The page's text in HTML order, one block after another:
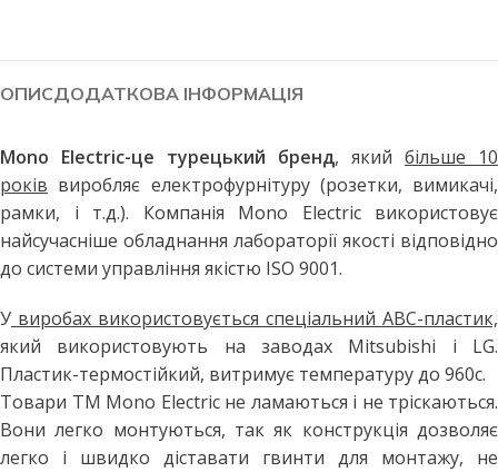
ОПИСДОДАТКОВА ІНФОРМАЦІЯ
Mono Electric-це турецький бренд, який більше 10
років виробляє електрофурнітуру (розетки, вимикачі,
рамки, і т.д.). Компанія Mono Electric використовує
найсучасніше обладнання лабораторії якості відповідно
до системи управління якістю ISO 9001.
У виробах використовується спеціальний АВС-пластик,
який використовують на заводах Mitsubishi і LG.
Пластик-термостійкий, витримує температуру до 960с.
Товари ТМ Mono Electric не ламаються і не тріскаються.
Вони легко монтуються, так як конструкція дозволяє
легко і швидко діставати гвинти для монтажу, не